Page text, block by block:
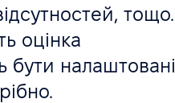
тощо.
оцінка
бути налаштовані